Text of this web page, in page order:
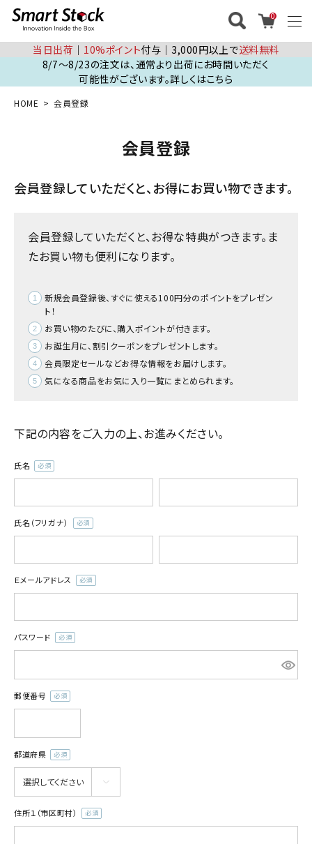
0
当日出荷 │ 10%ポイント付与│3,000円以上で送料無料
8/7～8/23の注文は、通常より出荷にお時間いただく
可能性がございます。詳しくはこちら
HOME 会員登録
会員登録
会員登録していただくと、お得にお買い物できます。
会員登録していただくと、お得な特典がつきます。ま
たお買い物も便利になります。
新規会員登録後、すぐに使える100円分のポイントをプレゼン
ト！
お買い物のたびに、購入ポイントが付きます。
お誕生月に、割引クーポンをプレゼントします。
会員限定セールなどお得な情報をお届けします。
気になる商品をお気に入り一覧にまとめられます。
下記の内容をご入力の上、お進みください。
氏名
(必
氏名（フリガナ）
(必
Ｅメールアドレス
(必
パスワード
(必
郵便番号
(必
都道府県
(必
須)
住所１（市区町村）
(必